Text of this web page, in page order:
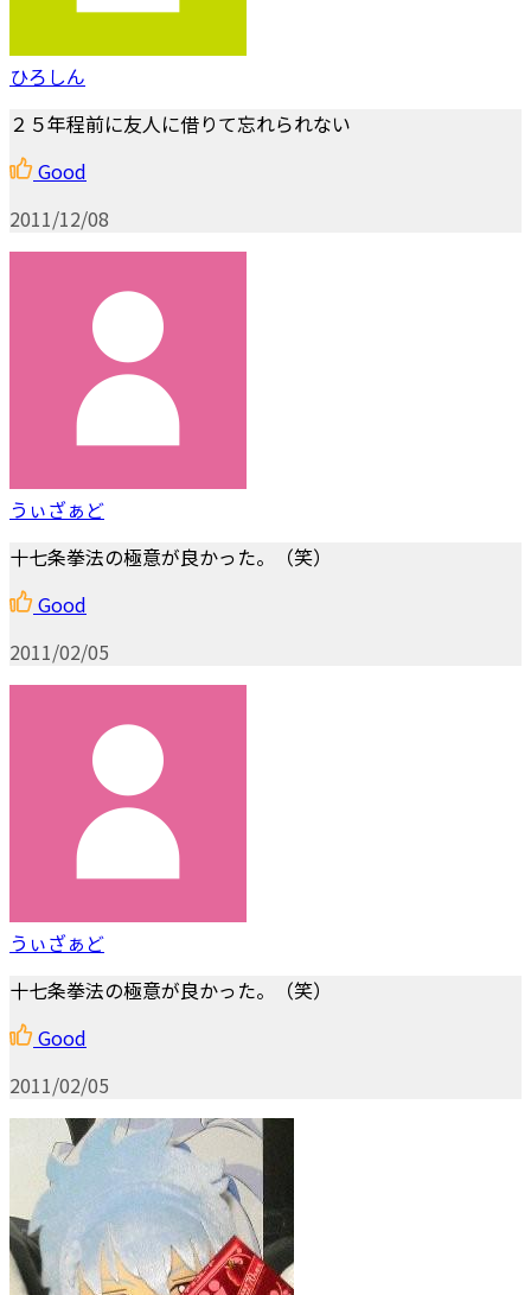
ひろしん
２５年程前に友人に借りて忘れられない
Good
2011/12/08
うぃざぁど
十七条拳法の極意が良かった。（笑）
Good
2011/02/05
うぃざぁど
十七条拳法の極意が良かった。（笑）
Good
2011/02/05